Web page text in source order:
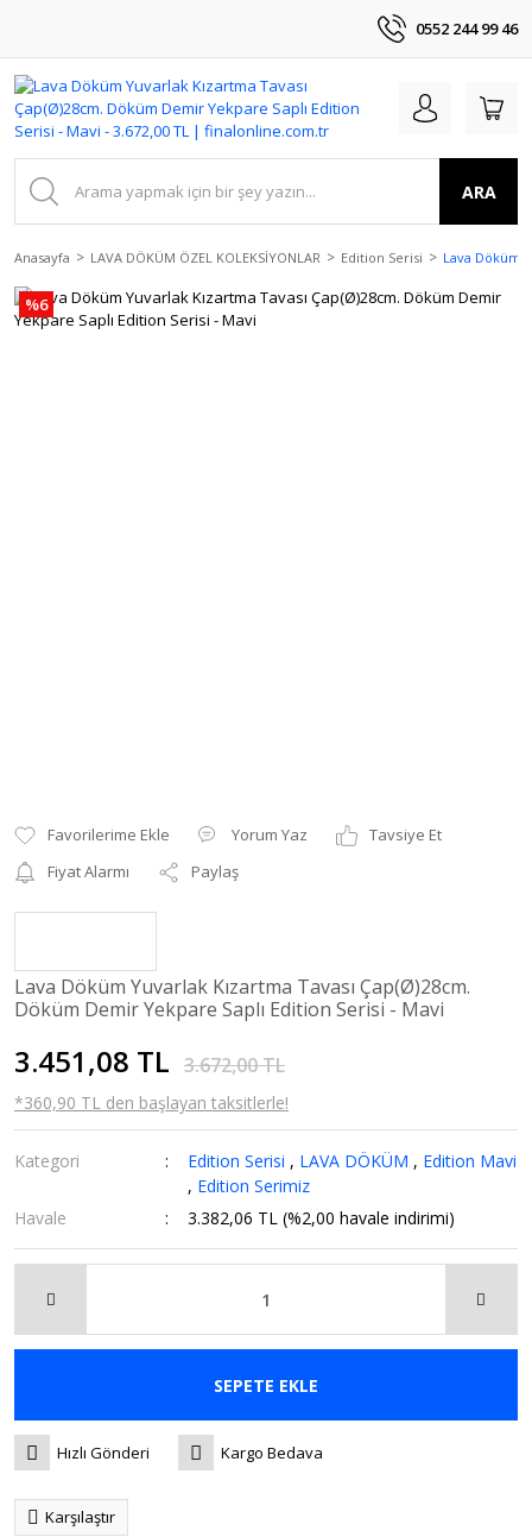
0552 244 99 46
ARA
Anasayfa LAVA DÖKÜM ÖZEL KOLEKSİYONLAR Edition Serisi Lava Döküm
%6
Yorum Yaz
Tavsiye Et
Fiyat Alarmı
Paylaş
Lava Döküm Yuvarlak Kızartma Tavası Çap(Ø)28cm.
Döküm Demir Yekpare Saplı Edition Serisi - Mavi
3.451,08 TL 3.672,00 TL
*360,90 TL den başlayan taksitlerle!
Kategori Edition Serisi , LAVA DÖKÜM , Edition Mavi
, Edition Serimiz
Havale
3.382,06 TL (%2,00 havale indirimi)
SEPETE EKLE
Hızlı Gönderi Kargo Bedava
Karşılaştır